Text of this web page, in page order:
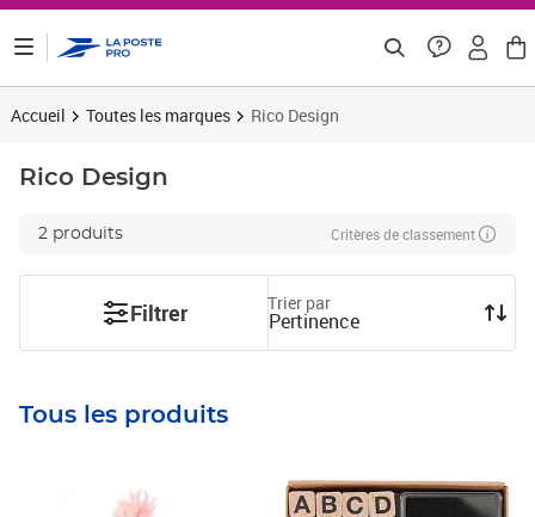
Accueil Toutes les marques Rico Design
Rico Design
2 produits Critères de classement
Filtrer Trier par
Pertinence
Tous les produits
Prix 17,22€ HT Prix 35,75€ HT